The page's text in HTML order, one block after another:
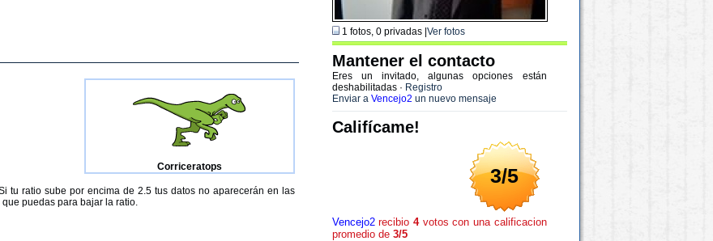
Corriceratops
tu ratio sube por encima de 2.5 tus datos no aparecerán en las
puedas para bajar la ratio.
1 fotos, 0 privadas | Ver fotos
Mantener el contacto
Eres un invitado, algunas opciones están
deshabilitadas · Registro
Enviar a Vencejo2 un nuevo mensaje
Califícame!
3/5
Vencejo2recibio 4votos con una calificacion
promedio de 3/5